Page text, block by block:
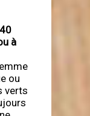
à
ou
verts